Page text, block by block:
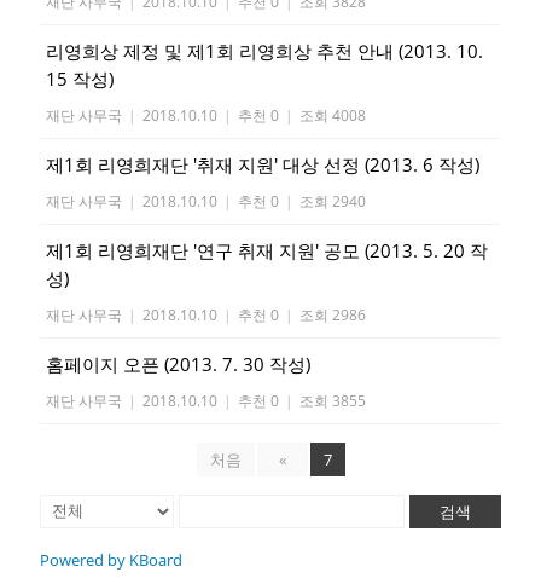
리영희상 제정 및 제1회 리영희상 추천 안내 (2013. 10.
15 작성)
재단 사무국 | 2018.10.10 | 추천 0 | 조회 4008
제1회 리영희재단 '취재 지원' 대상 선정 (2013. 6 작성)
재단 사무국 | 2018.10.10 | 추천 0 | 조회 2940
제1회 리영희재단 '연구 취재 지원' 공모 (2013. 5. 20 작
성)
재단 사무국 | 2018.10.10 | 추천 0 | 조회 2986
홈페이지 오픈 (2013. 7. 30 작성)
재단 사무국 | 2018.10.10 | 추천 0 | 조회 3855
처음 « 7
검색
Powered by KBoard